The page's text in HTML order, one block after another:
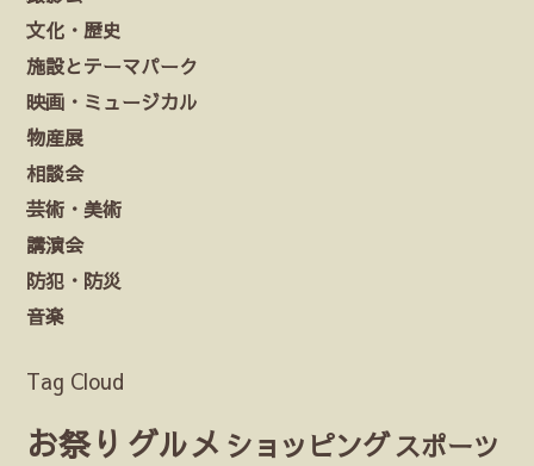
文化・歴史
施設とテーマパーク
映画・ミュージカル
物産展
相談会
芸術・美術
講演会
防犯・防災
音楽
Tag Cloud
お祭り グルメ ショッピングスポーツ